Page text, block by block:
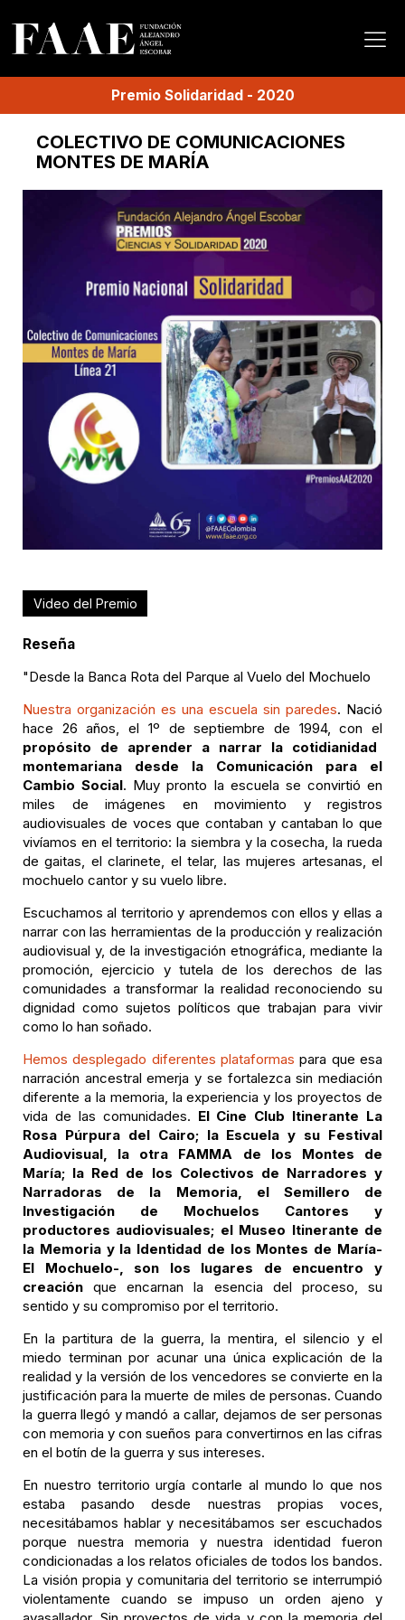
Premio Solidaridad- 2020
COLECTIVO DE COMUNICACIONES
MONTES DE MARÍA
Video del Premio
Reseña
"Desde la Banca Rota del Parque al Vuelo del Mochuelo
Nuestra organización es una escuela sin paredes. Nació
hace 26 años, el 1º de septiembre de 1994, con el
propósito de aprender a narrar la cotidianidad
montemariana desde la Comunicación para el
Cambio Social. Muy pronto la escuela se convirtió en
miles de imágenes en movimiento y registros
audiovisuales de voces que contaban y cantaban lo que
vivíamos en el territorio: la siembra y la cosecha, la rueda
de gaitas, el clarinete, el telar, las mujeres artesanas, el
mochuelo cantor y su vuelo libre.
Escuchamos al territorio y aprendemos con ellos y ellas a
narrar con las herramientas de la producción y realización
audiovisual y, de la investigación etnográfica, mediante la
promoción, ejercicio y tutela de los derechos de las
comunidades a transformar la realidad reconociendo su
dignidad como sujetos políticos que trabajan para vivir
como lo han soñado.
Hemos desplegado diferentes plataformas para que esa
narración ancestral emerja y se fortalezca sin mediación
diferente a la memoria, la experiencia y los proyectos de
vida de las comunidades. El Cine Club Itinerante La
Rosa Púrpura del Cairo; la Escuela y su Festival
Audiovisual, la otra FAMMA de los Montes de
María; la Red de los Colectivos de Narradores y
Narradoras de la Memoria, el Semillero de
Investigación de Mochuelos Cantores y
productores audiovisuales; el Museo Itinerante de
la Memoria y la Identidad de los Montes de María-
El Mochuelo-, son los lugares de encuentro y
creación que encarnan la esencia del proceso, su
sentido y su compromiso por el territorio.
En la partitura de la guerra, la mentira, el silencio y el
miedo terminan por acunar una única explicación de la
realidad y la versión de los vencedores se convierte en la
justificación para la muerte de miles de personas. Cuando
la guerra llegó y mandó a callar, dejamos de ser personas
con memoria y con sueños para convertirnos en las cifras
en el botín de la guerra y sus intereses.
En nuestro territorio urgía contarle al mundo lo que nos
estaba pasando desde nuestras propias voces,
necesitábamos hablar y necesitábamos ser escuchados
porque nuestra memoria y nuestra identidad fueron
condicionadas a los relatos oficiales de todos los bandos.
La visión propia y comunitaria del territorio se interrumpió
violentamente cuando se impuso un orden ajeno y